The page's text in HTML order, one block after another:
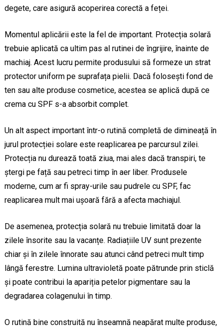
degete, care asigură acoperirea corectă a feței.
Momentul aplicării este la fel de important. Protecția solară
trebuie aplicată ca ultim pas al rutinei de îngrijire, înainte de
machiaj. Acest lucru permite produsului să formeze un strat
protector uniform pe suprafața pielii. Dacă folosești fond de
ten sau alte produse cosmetice, acestea se aplică după ce
crema cu SPF s-a absorbit complet.
Un alt aspect important într-o rutină completă de dimineață în
jurul protecției solare este reaplicarea pe parcursul zilei.
Protecția nu durează toată ziua, mai ales dacă transpiri, te
ștergi pe față sau petreci timp în aer liber. Produsele
moderne, cum ar fi spray-urile sau pudrele cu SPF, fac
reaplicarea mult mai ușoară fără a afecta machiajul.
De asemenea, protecția solară nu trebuie limitată doar la
zilele însorite sau la vacanțe. Radiațiile UV sunt prezente
chiar și în zilele înnorate sau atunci când petreci mult timp
lângă ferestre. Lumina ultravioletă poate pătrunde prin sticlă
și poate contribui la apariția petelor pigmentare sau la
degradarea colagenului în timp.
O rutină bine construită nu înseamnă neapărat multe produse,